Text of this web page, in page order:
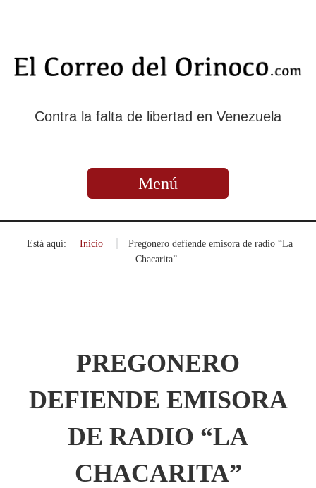
Contra la falta de libertad en Venezuela
Menú
Está aquí: Inicio
Pregonero defiende emisora de radio “La
Chacarita”
PREGONERO
DEFIENDE EMISORA
DE RADIO “LA
CHACARITA”